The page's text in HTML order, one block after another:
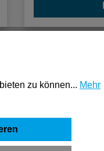
zu können... Mehr